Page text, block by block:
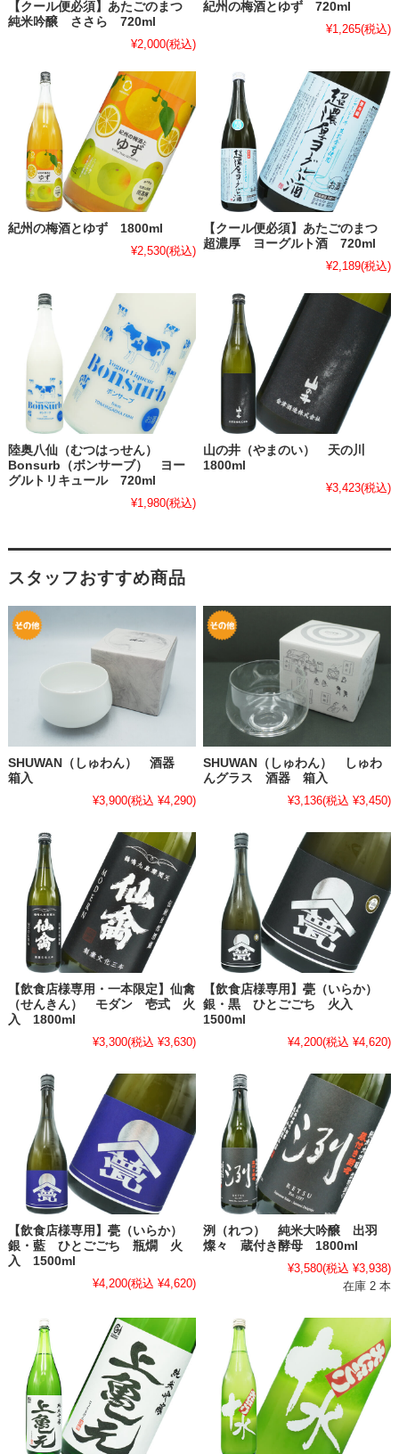
【クール便必須】あたごのまつ
純米吟醸 ささら 720ml
¥2,000(税込)
紀州の梅酒とゆず 720ml
¥1,265(税込)
紀州の梅酒とゆず 1800ml
¥2,530(税込)
【クール便必須】あたごのまつ
超濃厚 ヨーグルト酒 720ml
¥2,189(税込)
陸奥八仙（むつはっせん）
Bonsurb（ボンサーブ） ヨー
グルトリキュール 720ml
¥1,980(税込)
山の井（やまのい） 天の川
1800ml
¥3,423(税込)
スタッフおすすめ商品
SHUWAN（しゅわん） 酒器
箱入
¥3,900(税込 ¥4,290)
SHUWAN（しゅわん） しゅわ
んグラス 酒器 箱入
¥3,136(税込 ¥3,450)
【飲食店様専用・一本限定】仙禽
（せんきん） モダン 壱式 火
入 1800ml
¥3,300(税込 ¥3,630)
【飲食店様専用】甍（いらか）
銀・黒 ひとごごち 火入
1500ml
¥4,200(税込 ¥4,620)
【飲食店様専用】甍（いらか）
銀・藍 ひとごごち 瓶燗 火
入 1500ml
¥4,200(税込 ¥4,620)
洌（れつ） 純米大吟醸 出羽
燦々 蔵付き酵母 1800ml
¥3,580(税込 ¥3,938)
在庫 2 本